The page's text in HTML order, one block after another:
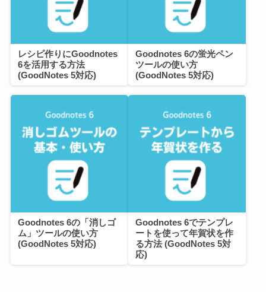
レシピ作りにGoodnotes
6を活用する方法
(GoodNotes 5対応)
Goodnotes 6の蛍光ペン
ツールの使い方
(GoodNotes 5対応)
Goodnotes 6の「消しゴ
ム」ツールの使い方
(GoodNotes 5対応)
Goodnotes 6でテンプレ
ートを使って年賀状を作
る方法 (GoodNotes 5対
応)